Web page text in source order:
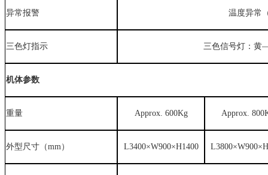
异常报警 温度异常
三色灯指示 三色信号灯：
机体参数
重量 Approx. 600Kg Approx. 800
外型尺寸（mm） L3400×W900×H1400